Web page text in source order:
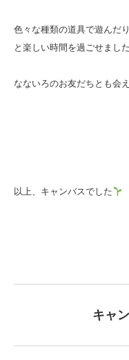
色々な種類の道具で遊んだ
と楽しい時間を過ごせました
なないろのお友だちとも会
以上、キャンバスでした
キャ